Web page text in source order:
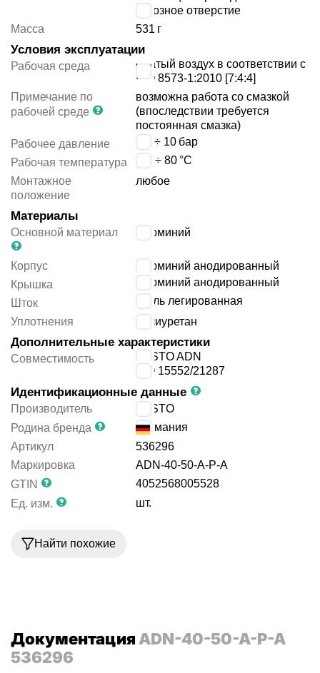
сквозное отверстие
Масса
531 г
Условия эксплуатации
Рабочая среда
сжатый воздух в соответствии с
ISO 8573-1:2010 [7:4:4]
Примечание по
рабочей среде
возможна работа со смазкой
(впоследствии требуется
постоянная смазка)
Рабочее давление
0.6 ÷ 10 бар
Рабочая температура
-20 ÷ 80 °C
Монтажное
положение
любое
Материалы
Основной материал алюминий
Корпус
алюминий анодированный
Крышка
алюминий анодированный
Шток
сталь легированная
Уплотнения
полиуретан
Дополнительные характеристики
Совместимость
FESTO ADN
ISO 15552/21287
Идентификационные данные
Производитель
FESTO
Родина бренда
Германия
Артикул
536296
Маркировка
ADN-40-50-A-P-A
GTIN
4052568005528
Ед. изм.
шт.
Найти похожие
ДокументацияADN-40-50-A-P-A
536296